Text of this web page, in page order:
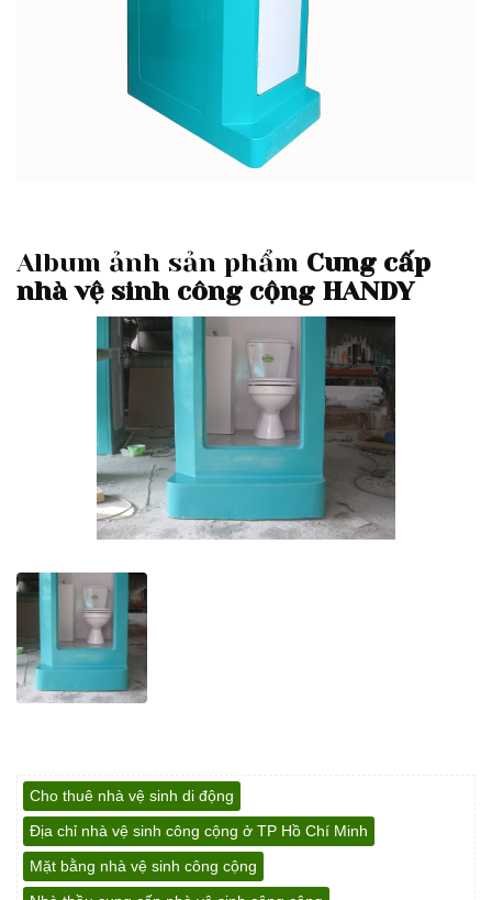
Album ảnh sản phẩm Cung cấp
nhà vệ sinh công cộng HANDY
Cho thuê nhà vệ sinh di động
Địa chỉ nhà vệ sinh công cộng ở TP Hồ Chí Minh
Mặt bằng nhà vệ sinh công cộng